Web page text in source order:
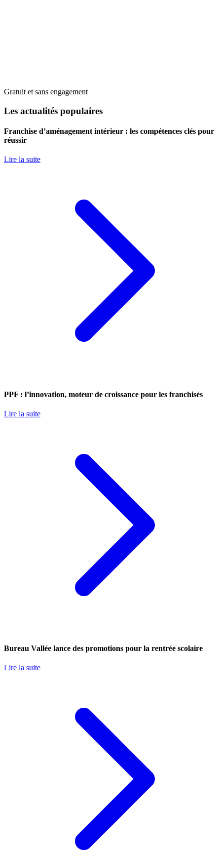
Gratuit et sans engagement
Les actualités populaires
Franchise d’aménagement intérieur : les compétences clés pour
réussir
Lire la suite
PPF : l’innovation, moteur de croissance pour les franchisés
Lire la suite
Bureau Vallée lance des promotions pour la rentrée scolaire
Lire la suite